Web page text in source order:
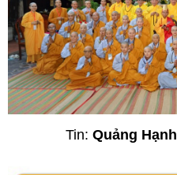
Tin: Quảng Hạnh